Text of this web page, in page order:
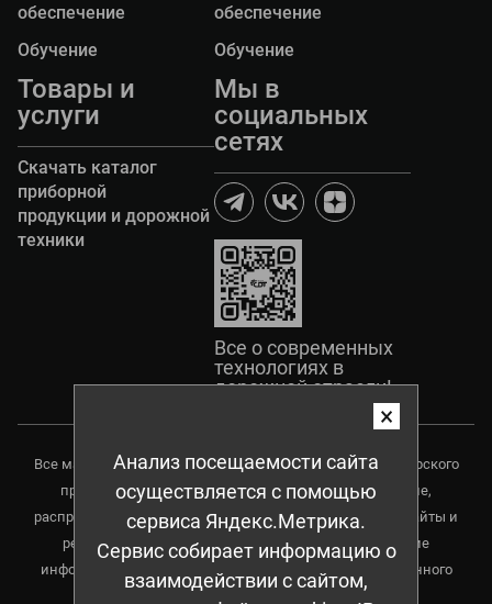
×
Анализ посещаемости сайта
осуществляется с помощью
сервиса Яндекс.Метрика.
Сервис собирает информацию о
взаимодействии с сайтом,
обеспечение
Обучение
обеспечение
Обучение
Товары и
услуги
Скачать каталог
приборной
продукции и дорожной
техники
Мы в
социальных
сетях
Все о современных
технологиях в
дорожной отрасли!
Все материалы данного сайта являются объектами авторского
права, в том числе дизайн. Запрещается копирование,
распространение (в том числе копирования на другие сайты и
ресурсы в Интернете) или любое иное использование
информации и объектов без предварительного письменного
согласия правообладателя.